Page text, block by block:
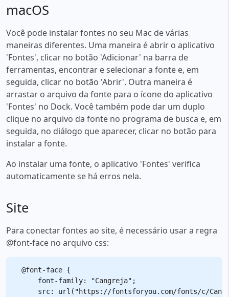
macOS
Você pode instalar fontes no seu Mac de várias
maneiras diferentes. Uma maneira é abrir o aplicativo
'Fontes', clicar no botão 'Adicionar' na barra de
ferramentas, encontrar e selecionar a fonte e, em
seguida, clicar no botão 'Abrir'. Outra maneira é
arrastar o arquivo da fonte para o ícone do aplicativo
'Fontes' no Dock. Você também pode dar um duplo
clique no arquivo da fonte no programa de busca e, em
seguida, no diálogo que aparecer, clicar no botão para
instalar a fonte.
Ao instalar uma fonte, o aplicativo 'Fontes' verifica
automaticamente se há erros nela.
Site
Para conectar fontes ao site, é necessário usar a regra
@font-face no arquivo css:
@font-face {
    font-family: "Cangreja";
src: url("https://fontsforyou.com/fonts/c/